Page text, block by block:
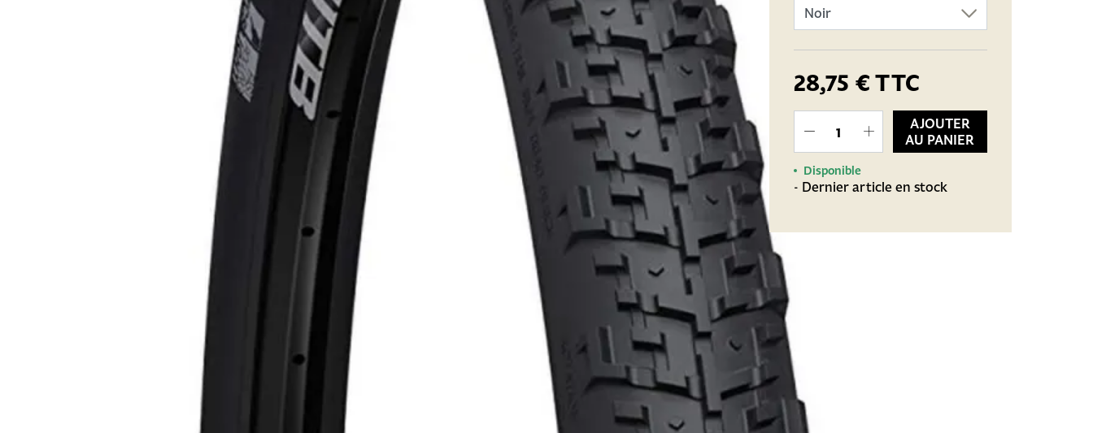
28,75 €TTC
AJOUTER
AU PANIER
Disponible
- Dernier article en stock